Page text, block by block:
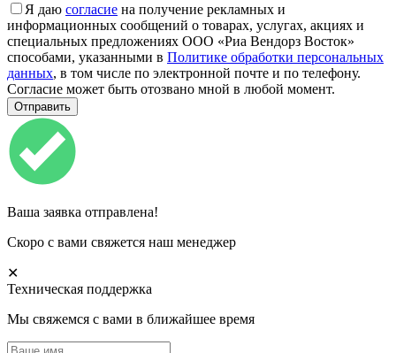
Я даю согласие на получение рекламных и
информационных сообщений о товарах, услугах, акциях и
специальных предложениях ООО «Риа Вендорз Восток»
способами, указанными в Политике обработки персональных
данных, в том числе по электронной почте и по телефону.
Согласие может быть отозвано мной в любой момент.
Ваша заявка отправлена!
Скоро с вами свяжется наш менеджер
✕
Техническая поддержка
Мы свяжемся с вами в ближайшее время